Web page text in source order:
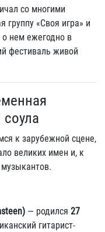
со многими
«Своя игра» и
о нем ежегодно в
фестиваль живой
к зарубежной сцене,
великих имен и, к
— родился 27
гитарист-